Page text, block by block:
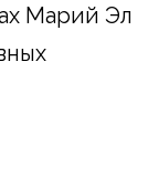
Марий Эл